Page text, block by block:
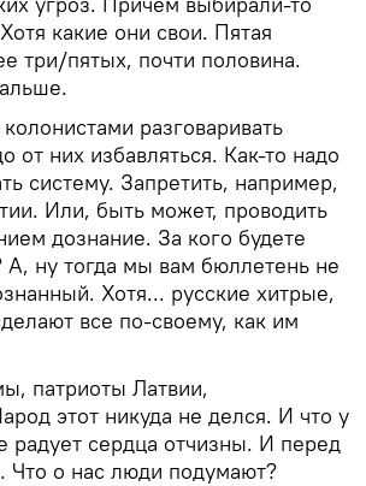
какие они свои. Пятая
три/пятых, почти половина.
разговаривать
от них избавляться. Как-то надо
систему. Запретить, например,
Или, быть может, проводить
дознание. За кого будете
А, ну тогда мы вам бюллетень не
Хотя... русские хитрые,
все по-своему, как им
патриоты Латвии,
этот никуда не делся. И что у
радует сердца отчизны. И перед
Что о нас люди подумают?